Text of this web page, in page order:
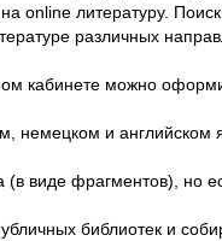
online литературу.
различных
кабинете можно
немецком и
виде фрагментов), но
библиотек и